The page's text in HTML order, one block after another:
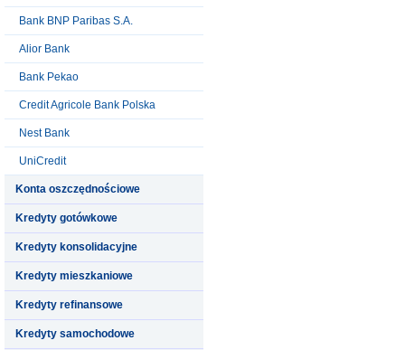
Bank BNP Paribas S.A.
Alior Bank
Bank Pekao
Credit Agricole Bank Polska
Nest Bank
UniCredit
Konta oszczędnościowe
Kredyty gotówkowe
Kredyty konsolidacyjne
Kredyty mieszkaniowe
Kredyty refinansowe
Kredyty samochodowe